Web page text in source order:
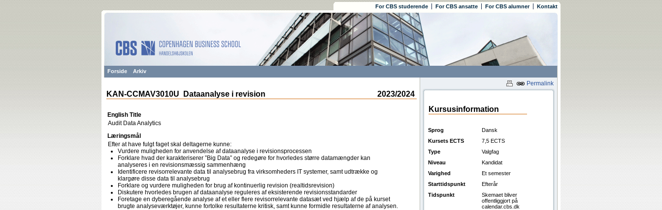
For CBS studerende For CBS ansatte For CBS alumner Kontakt
Forside Arkiv
Permalink
2023/2024
KAN-CCMAV3010U Dataanalyse i revision
English Title
Audit Data Analytics
Læringsmål
Efter at have fulgt faget skal deltagerne kunne:
Vurdere muligheden for anvendelse af dataanalyse i revisionsprocessen
Forklare hvad der karakteriserer ”Big Data” og redegøre for hvorledes større datamængder kan
analyseres i en revisionsmæssig sammenhæng
Identificere revisorrelevante data til analysebrug fra virksomheders IT systemer, samt udtrække og
klargøre disse data til analysebrug
Forklare og vurdere muligheden for brug af kontinuerlig revision (realtidsrevision)
Diskutere hvorledes brugen af dataanalyse reguleres af eksisterende revisionsstandarder
Foretage en dyberegående analyse af et eller flere revisorrelevante datasæt ved hjælp af de på kurset
brugte analyseværktøjer, kunne fortolke resultaterne kritisk, samt kunne formidle resultaterne af analysen.
Kursusinformation
Sprog
Dansk
Kursets ECTS
7,5 ECTS
Type
Valgfag
Niveau
Kandidat
Varighed
Et semester
Starttidspunkt
Efterår
Tidspunkt
Skemaet bliver
offentliggjort på
calendar.cbs.dk